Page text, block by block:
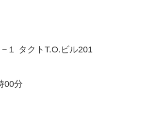
１ タクトT.O.ビル201
00分